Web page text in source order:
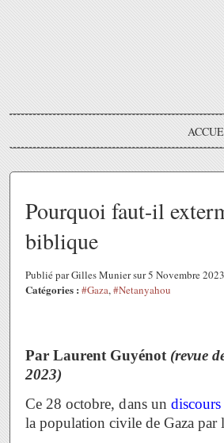
Pourquoi faut-il
biblique
Publié par Gilles Munier sur 5 Novembre
Catégories : #Gaza,#Netanyahou
Par Laurent Guyénot (revue
2023)
Ce 28 octobre, dans un discours
la population civile de Gaza par